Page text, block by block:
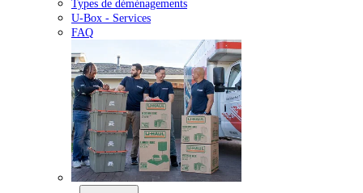
Types de déménagements
U-Box - Services
FAQ